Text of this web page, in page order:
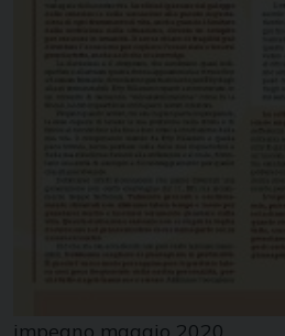
impegno maggio 2020